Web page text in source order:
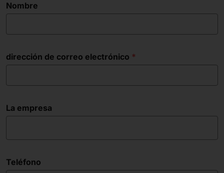
Nombre
dirección de correo electrónico
La empresa
Teléfono